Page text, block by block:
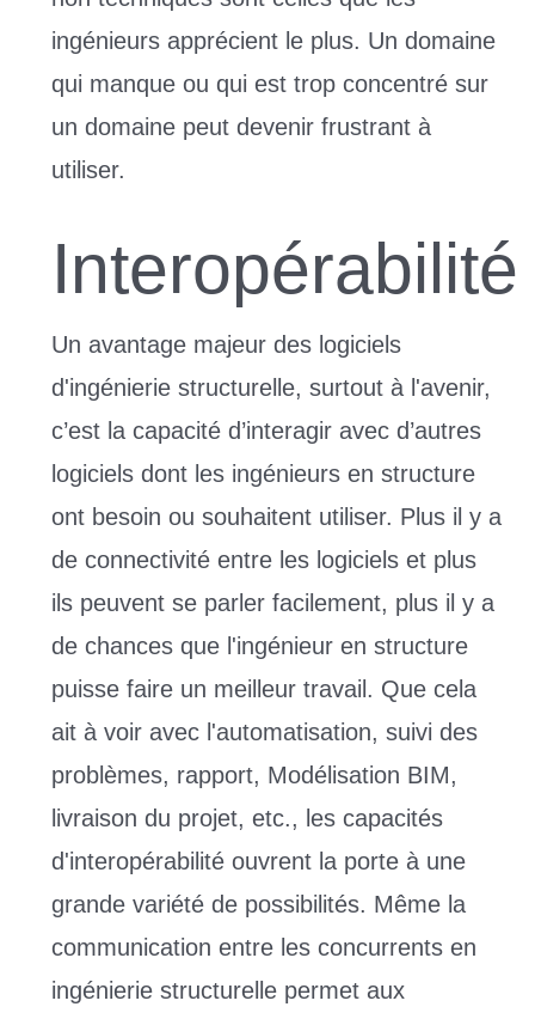
ingénieurs apprécient le plus. Un domaine
qui manque ou qui est trop concentré sur
un domaine peut devenir frustrant à
utiliser.
Interopérabilité
Un avantage majeur des logiciels
d'ingénierie structurelle, surtout à l'avenir,
c’est la capacité d’interagir avec d’autres
logiciels dont les ingénieurs en structure
ont besoin ou souhaitent utiliser. Plus il y a
de connectivité entre les logiciels et plus
ils peuvent se parler facilement, plus il y a
de chances que l'ingénieur en structure
puisse faire un meilleur travail. Que cela
ait à voir avec l'automatisation, suivi des
problèmes, rapport, Modélisation BIM,
livraison du projet, etc., les capacités
d'interopérabilité ouvrent la porte à une
grande variété de possibilités. Même la
communication entre les concurrents en
ingénierie structurelle permet aux